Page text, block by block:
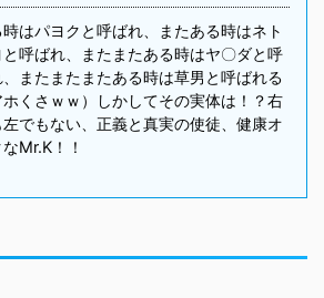
時はパヨクと呼ばれ、またある時はネト
と呼ばれ、またまたある時はヤ〇ダと呼
、またまたまたある時は草男と呼ばれる
ホくさｗｗ）しかしてその実体は！？右
左でもない、正義と真実の使徒、健康オ
Mr.K！！